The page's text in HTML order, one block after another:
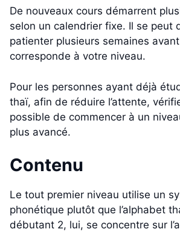
De nouveaux cours démarrent
selon un calendrier fixe. Il se peut
patienter plusieurs semaines avant
corresponde à votre niveau.
Pour les personnes ayant déjà
thaï, afin de réduire l’attente,
possible de commencer à un
plus avancé.
Contenu
Le tout premier niveau utilise un
phonétique plutôt que l’alphabet
débutant 2, lui, se concentre sur